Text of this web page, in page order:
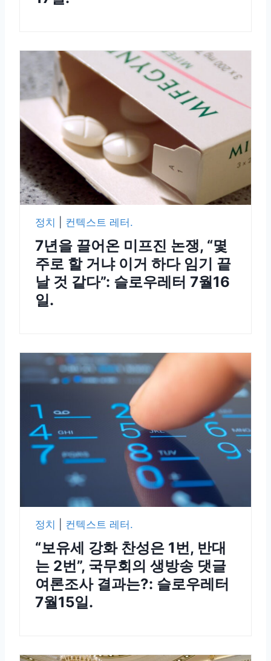
정치 컨텍스트 레터.
7년을 끌어온 미프진 논쟁, “몇
주로 할 거냐 이거 하다 임기 끝
날 것 같다”: 슬로우레터 7월16
일.
정치 컨텍스트 레터.
“보유세 강화 찬성은 1번, 반대
는 2번”, 국무회의 생방송 댓글
여론조사 결과는?: 슬로우레터
7월15일.